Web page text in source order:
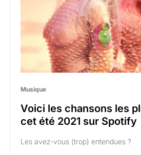
Musique
Voici les chansons les
cet été 2021 sur Spotify
Les avez-vous (trop) entendues ?